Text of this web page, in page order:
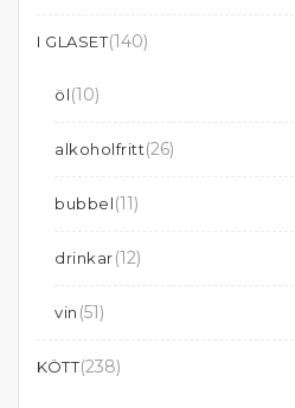
I GLASET(140)
öl(10)
alkoholfritt(26)
bubbel(11)
drinkar(12)
vin (51)
KÖTT(238)